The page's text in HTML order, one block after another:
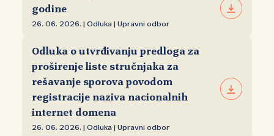
godine
26. 06. 2026. | Odluka | Upravni odbor
Odluka o utvrđivanju predloga za
proširenje liste stručnjaka za
rešavanje sporova povodom
registracije naziva nacionalnih
internet domena
26. 06. 2026. | Odluka | Upravni odbor